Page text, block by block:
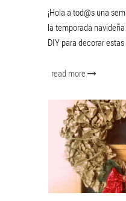
¡Hola a tod@s una
la temporada
DIY para decorar
read more